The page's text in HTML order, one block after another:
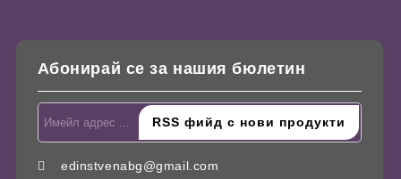
Абонирай се за нашия бюлетин
edinstvenabg@gmail.com